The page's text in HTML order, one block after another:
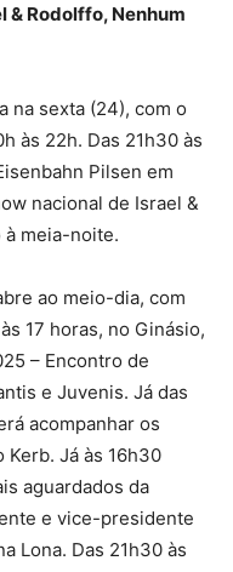
& Rodolffo, Nenhum
na sexta (24), com o
às 22h. Das 21h30 às
Pilsen em
nacional de Israel &
meia-noite.
ao meio-dia, com
17 horas, no Ginásio,
– Encontro de
e Juvenis. Já das
acompanhar os
Kerb. Já às 16h30
aguardados da
e vice-presidente
Lona. Das 21h30 às